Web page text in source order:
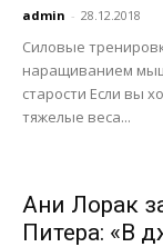
admin - 28.12.2018
Силовые
наращиванием
старости Если вы
тяжелые веса...
Ани Лорак
Питера: «В